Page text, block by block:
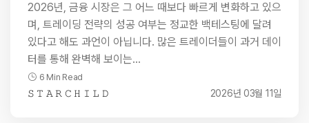
2026년, 금융 시장은 그 어느 때보다 빠르게 변화하고 있으
며, 트레이딩 전략의 성공 여부는 정교한 백테스팅에 달려
있다고 해도 과언이 아닙니다. 많은 트레이더들이 과거 데이
터를 통해 완벽해 보이는…
6 Min Read
𝚂 𝚃 𝙰 𝚁 𝙲 𝙷 𝙸 𝙻 𝙳 2026년 03월 11일